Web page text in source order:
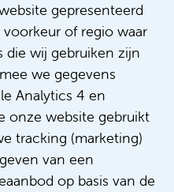
gepresenteerd
of regio waar
die wij gebruiken zijn
we gegevens
Analytics 4 en
onze website gebruikt
tracking (marketing)
van een
op basis van de